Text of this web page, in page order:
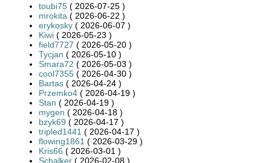
toubi75 ( 2026-07-25 )
mrokita ( 2026-06-22 )
erykosky ( 2026-06-07 )
Kiwi ( 2026-05-23 )
field7727 ( 2026-05-20 )
Tycjan ( 2026-05-10 )
Smara72 ( 2026-05-03 )
cool7355 ( 2026-04-30 )
Bartas ( 2026-04-24 )
Przemko4 ( 2026-04-19 )
Stan ( 2026-04-19 )
mygen ( 2026-04-18 )
bzyk69 ( 2026-04-17 )
tripled1441 ( 2026-04-17 )
flowing1861 ( 2026-03-29 )
Kris66 ( 2026-03-01 )
Schalker ( 2026-02-08 )